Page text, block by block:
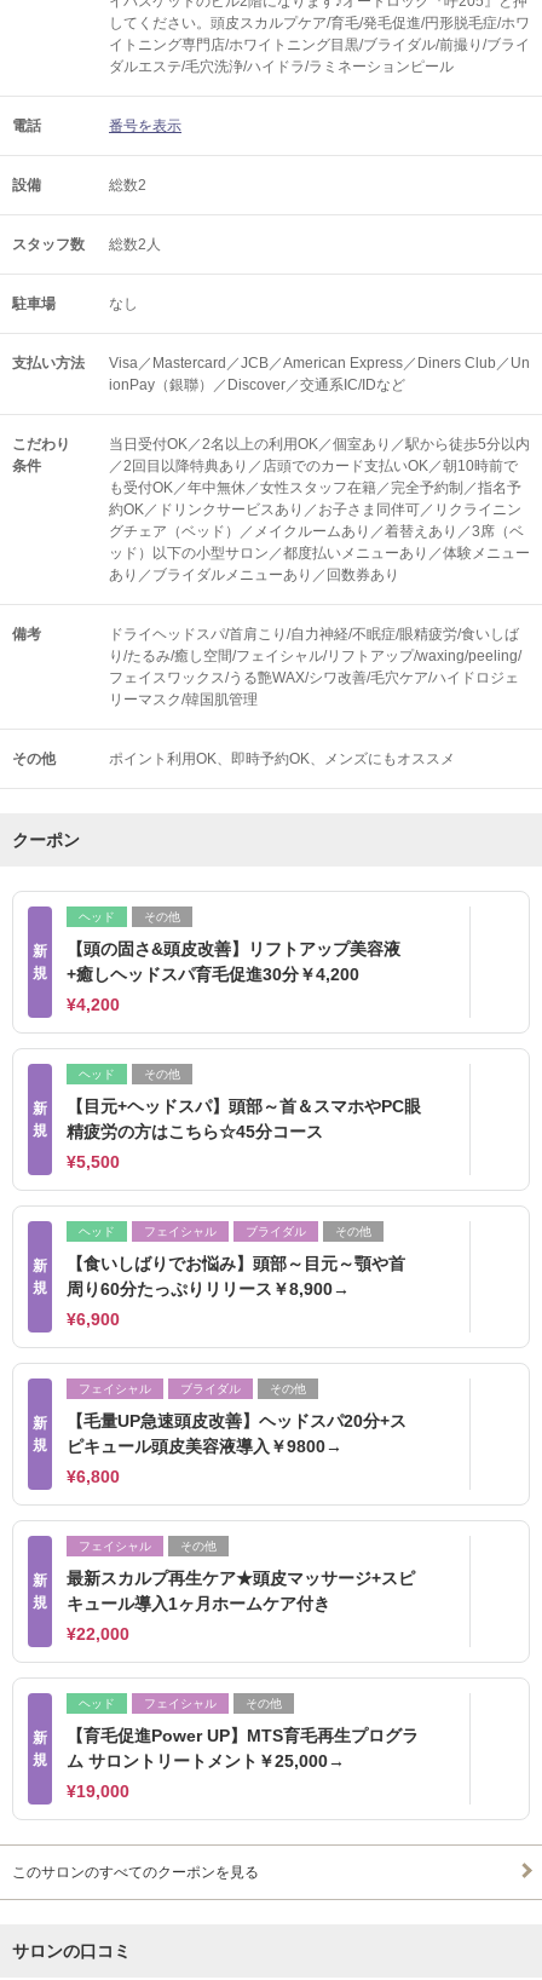
してください。頭皮スカルプケア/育毛/発毛促進/円形脱毛症/ホワ
イトニング専門店/ホワイトニング目黒/ブライダル/前撮り/ブライ
ダルエステ/毛穴洗浄/ハイドラ/ラミネーションピール
電話 番号を表示
設備 総数2
スタッフ数 総数2人
駐車場 なし
支払い方法
Visa／Mastercard／JCB／American Express／Diners Club／Un
ionPay（銀聯）／Discover／交通系IC/IDなど
こだわり
条件
当日受付OK／2名以上の利用OK／個室あり／駅から徒歩5分以内
／2回目以降特典あり／店頭でのカード支払いOK／朝10時前で
も受付OK／年中無休／女性スタッフ在籍／完全予約制／指名予
約OK／ドリンクサービスあり／お子さま同伴可／リクライニン
グチェア（ベッド）／メイクルームあり／着替えあり／3席（ベ
ッド）以下の小型サロン／都度払いメニューあり／体験メニュー
あり／ブライダルメニューあり／回数券あり
備考
ドライヘッドスパ/首肩こり/自力神経/不眠症/眼精疲労/食いしば
り/たるみ/癒し空間/フェイシャル/リフトアップ/waxing/peeling/
フェイスワックス/うる艶WAX/シワ改善/毛穴ケア/ハイドロジェ
リーマスク/韓国肌管理
その他 ポイント利用OK 即時予約OK メンズにもオススメ
クーポン
新
規
ヘッド その他
【頭の固さ&頭皮改善】リフトアップ美容液
+癒しヘッドスパ育毛促進30分￥4,200
¥4,200
新
規
ヘッド その他
【目元+ヘッドスパ】頭部～首＆スマホやPC眼
精疲労の方はこちら☆45分コース
¥5,500
新
規
ヘッド フェイシャル ブライダル その他
【食いしばりでお悩み】頭部～目元～顎や首
周り60分たっぷりリリース￥8,900→
¥6,900
新
規
フェイシャル ブライダル その他
【毛量UP急速頭皮改善】ヘッドスパ20分+ス
ピキュール頭皮美容液導入￥9800→
¥6,800
新
規
フェイシャル その他
最新スカルプ再生ケア★頭皮マッサージ+スピ
キュール導入1ヶ月ホームケア付き
¥22,000
新
規
ヘッド フェイシャル その他
【育毛促進Power UP】MTS育毛再生プログラ
ム サロントリートメント￥25,000→
¥19,000
このサロンのすべてのクーポンを見る
サロンの口コミ